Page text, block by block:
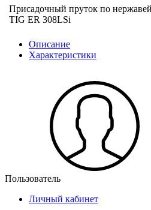
Присадочный пруток по
TIG ER 308LSi
Описание
Характеристики
Пользователь
Личный кабинет